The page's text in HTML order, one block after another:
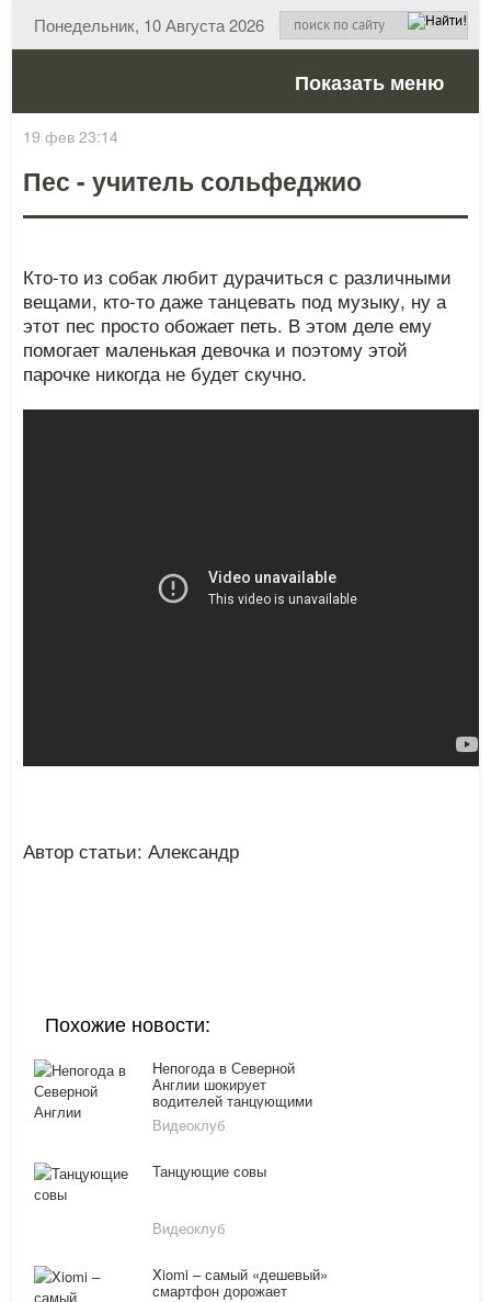
Понедельник, 10 Августа 2026
Показать меню
19 фев 23:14
Пес - учитель сольфеджио
Кто-то из собак любит дурачиться с различными
вещами, кто-то даже танцевать под музыку, ну а
этот пес просто обожает петь. В этом деле ему
помогает маленькая девочка и поэтому этой
парочке никогда не будет скучно.
Автор статьи: Александр
Похожие новости:
Непогода в Северной
Англии шокирует
водителей танцующими
столбами
Видеоклуб
Танцующие совы
Видеоклуб
Xiomi – самый «дешевый»
смартфон дорожает